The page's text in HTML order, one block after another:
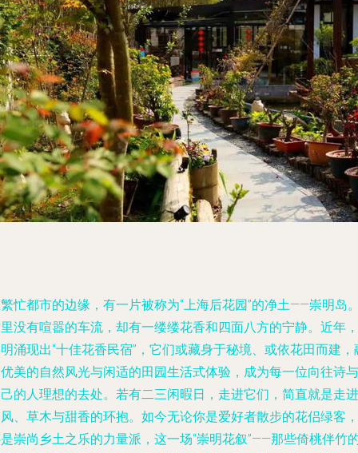
忙都市的边缘，有一片被称为“上海后花园”的净土——崇明岛
没有喧嚣的车流，却有一缕缕花香和四面八方的宁静。近年，
涌现出“十佳花香民宿”，它们或藏身于秘境、或依花田而建，
美的自然风光与闲适的田园生活式体验，成为每一位向往诗与
的人理想的去处。若有二三闲暇日，走进它们，简直就是走进
、草木与甜香的环抱。如今无论你是爱好者散步的花侣绿客，
崇尚乡土之乐的力量派，这一场“崇明花叙”——那些倚桃伴竹